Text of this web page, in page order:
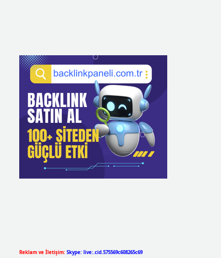
Reklam ve İletişim: Skype: live:.cid.575569c608265c69